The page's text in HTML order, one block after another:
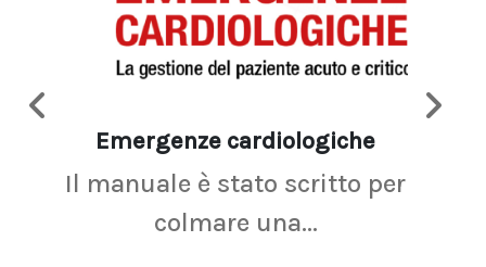
Emergenze cardiologiche
Il manuale è stato scritto per
colmare una...